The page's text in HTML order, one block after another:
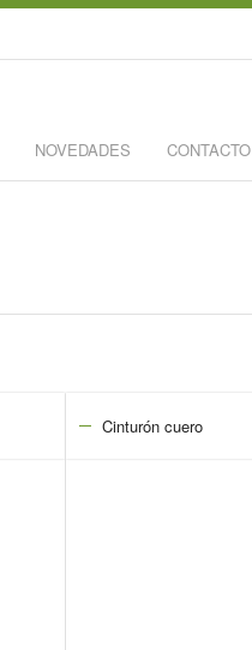
NOVEDADES CONTACTO
Cinturón cuero